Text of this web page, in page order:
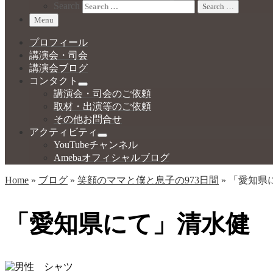
Search
Search …
Menu
プロフィール
講演会・司会
講演会ブログ
コンタクト
講演会・司会のご依頼
取材・出演等のご依頼
その他お問合せ
アクティビティ
YouTubeチャンネル
Amebaオフィシャルブログ
Home » ブログ » 笑顔のママと僕と息子の973日間 » 「愛知県
「愛知県にて」清水健